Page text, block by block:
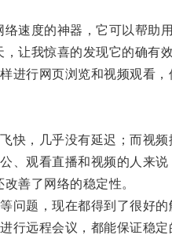
度的神器，它可以帮助用
我惊喜的发现它的确有效
行网页浏览和视频观看，
，几乎没有延迟；而视频
观看直播和视频的人来说
善了网络的稳定性。
题，现在都得到了很好的
远程会议，都能保证稳定